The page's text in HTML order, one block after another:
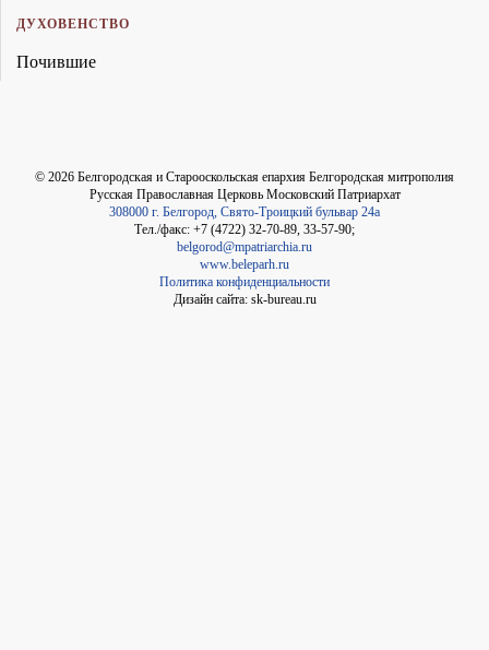
ДУХОВЕНСТВО
Почившие
© 2026 Белгородская и Старооскольская епархия Белгородская митрополия
Русская Православная Церковь Московский Патриархат
308000 г. Белгород, Свято-Троицкий бульвар 24а
Тел./факс: +7 (4722) 32-70-89, 33-57-90;
belgorod@mpatriarchia.ru
www.beleparh.ru
Политика конфиденциальности
Дизайн сайта: sk-bureau.ru